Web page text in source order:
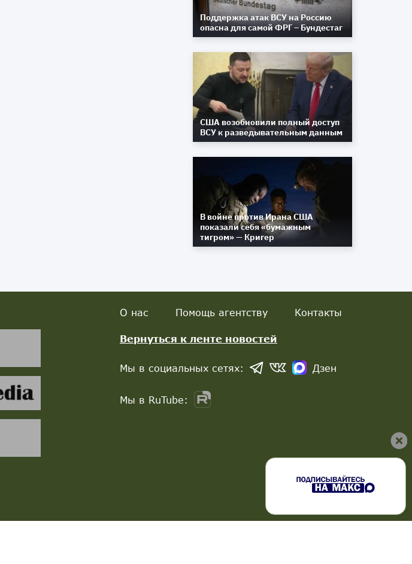
Поддержка атак ВСУ на Россию
опасна для самой ФРГ – Бундестаг
США возобновили полный доступ
ВСУ к разведывательным данным
В войне против Ирана США
показали себя «бумажным
тигром» — Кригер
О нас Помощь агентству Контакты
Вернуться к ленте новостей
Мы в социальных сетях: Дзен
Мы в RuTube: